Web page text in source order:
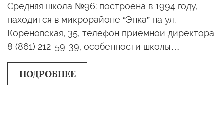
Средняя школа №96: построена в 1994 году,
находится в микрорайоне “Энка” на ул.
Кореновская, 35, телефон приемной директора
8 (861) 212-59-39, особенности школы…
ПОДРОБНЕЕ